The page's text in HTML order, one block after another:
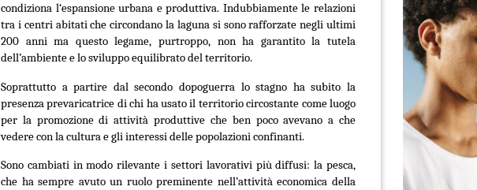
condiziona l‘espansione urbana e produttiva. Indubbiamente le relazioni
tra i centri abitati che circondano la laguna si sono rafforzate negli ultimi
200 anni ma questo legame, purtroppo, non ha garantito la tutela
dell’ambiente e lo sviluppo equilibrato del territorio.
Soprattutto a partire dal secondo dopoguerra lo stagno ha subito la
presenza prevaricatrice di chi ha usato il territorio circostante come luogo
per la promozione di attività produttive che ben poco avevano a che
vedere con la cultura e gli interessi delle popolazioni confinanti.
Sono cambiati in modo rilevante i settori lavorativi più diffusi: la pesca,
che ha sempre avuto un ruolo preminente nell’attività economica della